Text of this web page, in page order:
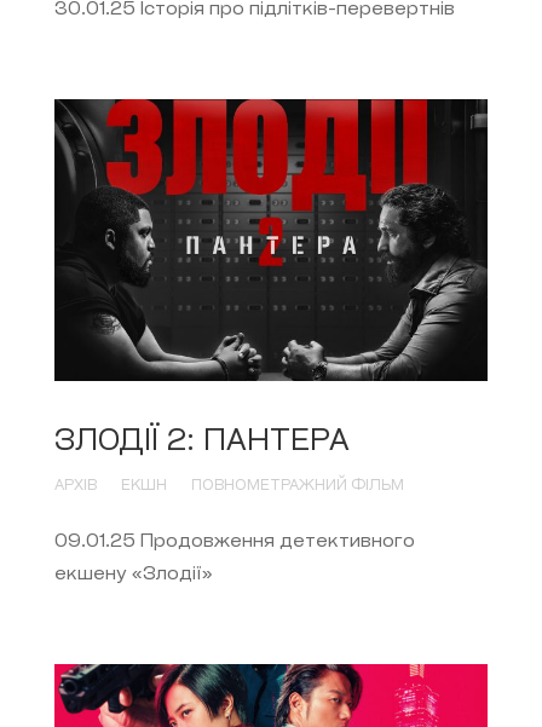
30.01.25 Історія про підлітків-перевертнів
ЗЛОДІЇ 2: ПАНТЕРА
АРХІВ ЕКШН ПОВНОМЕТРАЖНИЙ ФІЛЬМ
09.01.25 Продовження детективного
екшену «Злодії»